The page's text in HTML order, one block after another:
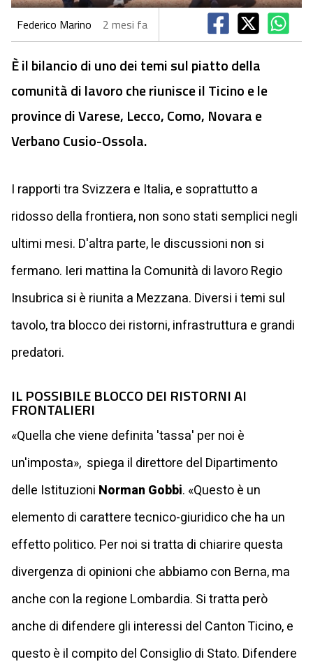
Federico Marino 2 mesi fa
È il bilancio di uno dei temi sul piatto della
comunità di lavoro che riunisce il Ticino e le
province di Varese, Lecco, Como, Novara e
Verbano Cusio-Ossola.
I rapporti tra Svizzera e Italia, e soprattutto a
ridosso della frontiera, non sono stati semplici negli
ultimi mesi. D'altra parte, le discussioni non si
fermano. Ieri mattina la Comunità di lavoro Regio
Insubrica si è riunita a Mezzana. Diversi i temi sul
tavolo, tra blocco dei ristorni, infrastruttura e grandi
predatori.
IL POSSIBILE BLOCCO DEI RISTORNI AI
FRONTALIERI
«Quella che viene definita 'tassa' per noi è
un'imposta», spiega il direttore del Dipartimento
delle Istituzioni Norman Gobbi. «Questo è un
elemento di carattere tecnico-giuridico che ha un
effetto politico. Per noi si tratta di chiarire questa
divergenza di opinioni che abbiamo con Berna, ma
anche con la regione Lombardia. Si tratta però
anche di difendere gli interessi del Canton Ticino, e
questo è il compito del Consiglio di Stato. Difendere